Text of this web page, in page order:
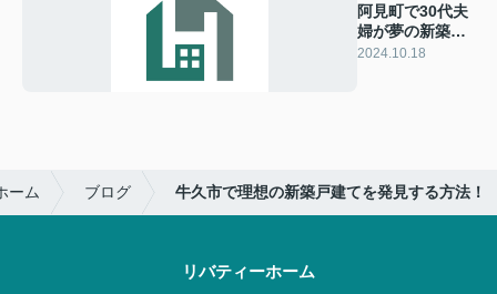
阿見町で30代夫
婦が夢の新築戸
建てを手に入れ
2024.10.18
ーム ブログ 牛久市で理想の新築戸建てを発見する方法！
リバティーホーム